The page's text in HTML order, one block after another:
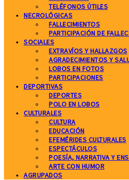
TELÉFONOS ÚTILES
NECROLÓGICAS
FALLECIMIENTOS
PARTICIPACIÓN DE
SOCIALES
EXTRAVÍOS Y HALLAZGOS
AGRADECIMIENTOS Y
LOBOS EN FOTOS
PARTICIPACIONES
DEPORTIVAS
DEPORTES
POLO EN LOBOS
CULTURALES
CULTURA
EDUCACIÓN
EFEMÉRIDES CULTURALES
ESPECTÁCULOS
POESÍA, NARRATIVA Y
ARTE CON HUMOR
AGRUPADOS